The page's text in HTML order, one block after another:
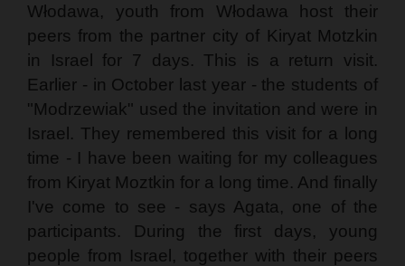
Włodawa, youth from Włodawa host their
peers from the partner city of Kiryat Motzkin
in Israel for 7 days. This is a return visit.
Earlier - in October last year - the students of
"Modrzewiak" used the invitation and were in
Israel. They remembered this visit for a long
time - I have been waiting for my colleagues
from Kiryat Moztkin for a long time. And finally
I've come to see - says Agata, one of the
participants. During the first days, young
people from Israel, together with their peers